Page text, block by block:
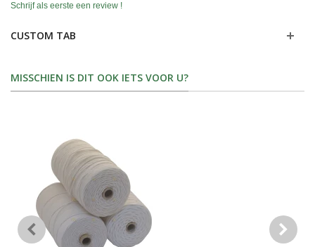
Schrijf als eerste een review !
CUSTOM TAB
MISSCHIEN IS DIT OOK IETS VOOR U?